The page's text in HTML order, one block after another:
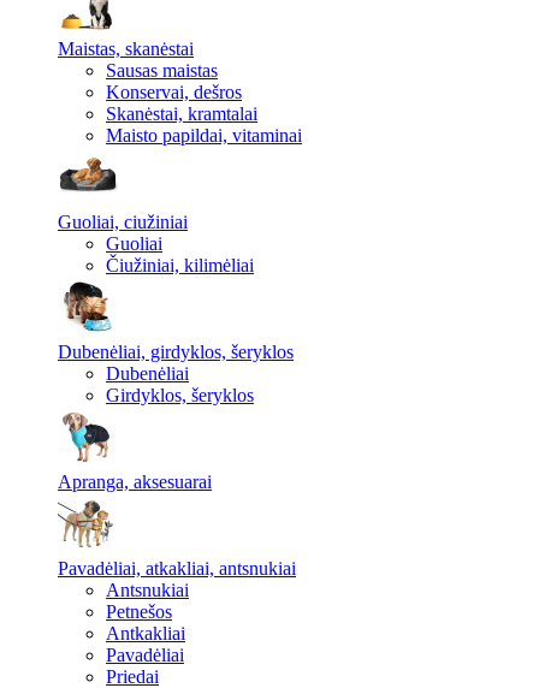
Maistas, skanėstai
Sausas maistas
Konservai, dešros
Skanėstai, kramtalai
Maisto papildai, vitaminai
Guoliai, ciužiniai
Guoliai
Čiužiniai, kilimėliai
Dubenėliai, girdyklos, šeryklos
Dubenėliai
Girdyklos, šeryklos
Apranga, aksesuarai
Pavadėliai, atkakliai, antsnukiai
Antsnukiai
Petnešos
Antkakliai
Pavadėliai
Priedai